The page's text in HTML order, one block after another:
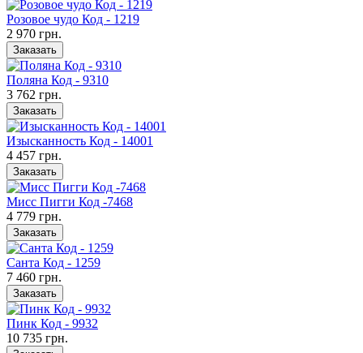
Розовое чудо Код - 1219
2 970 грн.
Заказать
Поляна Код - 9310
3 762 грн.
Заказать
Изысканность Код - 14001
4 457 грн.
Заказать
Мисс Пигги Код -7468
4 779 грн.
Заказать
Санта Код - 1259
7 460 грн.
Заказать
Пинк Код - 9932
10 735 грн.